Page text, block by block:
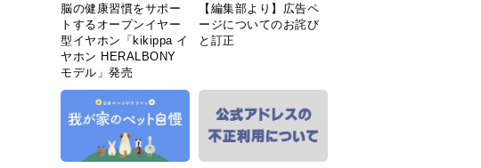
脳の健康習慣をサポー
トするオープンイヤー
型イヤホン「kikippa イ
ヤホン HERALBONY
モデル」発売
【編集部より】広告ペ
ージについてのお詫び
と訂正